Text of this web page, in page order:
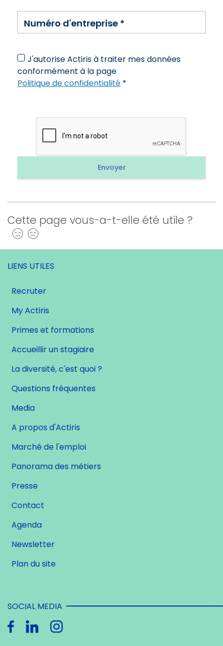
Numéro d'entreprise *
J'autorise Actiris à traiter mes données
conformément à la page
Politique de confidentialité *
Cette page vous-a-t-elle été utile ?
Oui
LIENS UTILES
Recruter
My Actiris
Primes et formations
Accueillir un stagiaire
La diversité, c'est quoi ?
Questions fréquentes
Media
A propos d'Actiris
Marché de l'emploi
Panorama des métiers
Presse
Contact
Agenda
Newsletter
Plan du site
SOCIAL MEDIA